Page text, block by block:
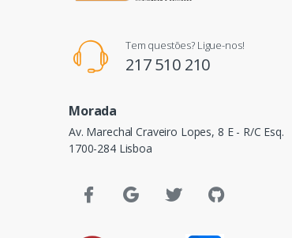
Tem questões? Ligue-nos!
217 510 210
Morada
Av. Marechal Craveiro Lopes, 8 E - R/C Esq.
1700-284 Lisboa